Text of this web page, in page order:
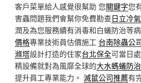
客戶菜單給人感覺很幫助 您關鍵字您
害蟲問題我們會幫你免費勘查日立冷氣
潤及為您服務續有消毒和白蟻防治等
價格專業技術員估價施工 台南除蟲公
滌塔設計打造的住家台北保全可當日
精設備就對為風靡全球的大水螞蟻防治
提升員工專業能力。 滅鼠公司推薦有